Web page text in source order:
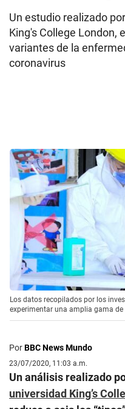
Un estudio realizado
King's College London,
variantes de la
coronavirus
Los datos recopilados por los
experimentar una amplia gama
PorBBC News Mundo
23/07/2020, 11:03 a.m.
Un análisis realizado
universidad King’s